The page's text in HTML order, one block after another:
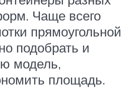
Чаще всего
прямоугольной
подобрать и
модель,
площадь.